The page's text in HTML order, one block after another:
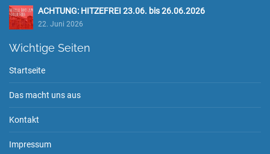
ACHTUNG: HITZEFREI 23.06. bis 26.06.2026
22. Juni 2026
Wichtige Seiten
Startseite
Das macht uns aus
Kontakt
Impressum